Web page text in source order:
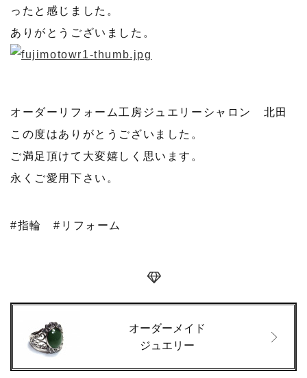
ったと感じました。
ありがとうございました。
オーダーリフォーム工房ジュエリーシャロン 北田
この度はありがとうございました。
ご満足頂けて大変嬉しく思います。
永くご愛用下さい。
#指輪 #リフォーム
オーダーメイド
ジュエリー